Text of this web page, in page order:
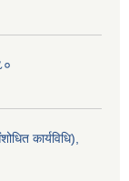
कार्यविधि),